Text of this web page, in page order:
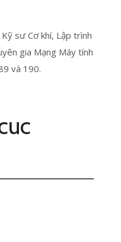
sư Cơ khí, Lập trình
gia Mạng Máy tính
và 190.